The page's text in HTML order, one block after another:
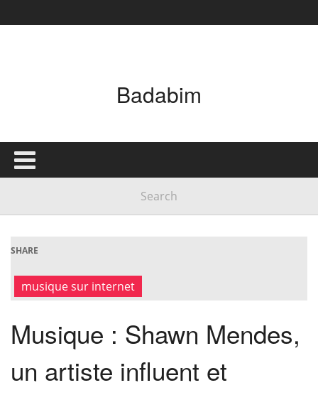
Badabim
SHARE
musique sur internet
Musique : Shawn Mendes,
un artiste influent et